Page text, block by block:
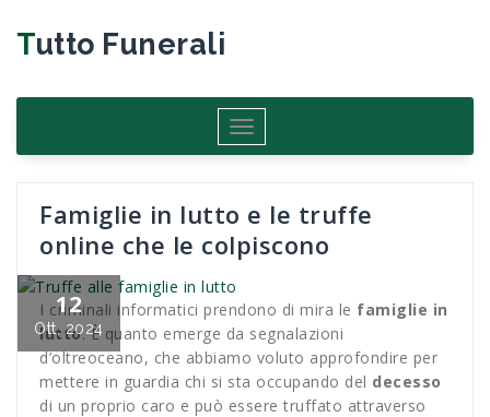
contenuto
Tutto Funerali
Attiva/disattiva
navigazione
Famiglie in lutto e le truffe
online che le colpiscono
12
Ott, 2024
I criminali informatici prendono di mira le famiglie in
lutto. È quanto emerge da segnalazioni
d’oltreoceano, che abbiamo voluto approfondire per
mettere in guardia chi si sta occupando del decesso
di un proprio caro e può essere truffato attraverso